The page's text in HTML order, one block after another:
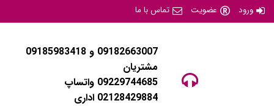
ورود عضویت تماس با ما
09182663007 و 09185983418
مشتریان
09229744685 واتساپ
02128429884 اداری